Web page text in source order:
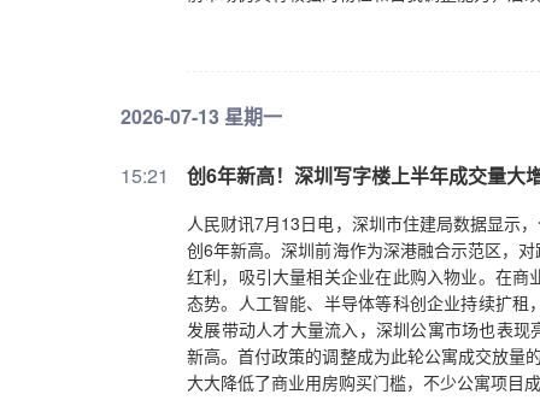
2026-07-13 星期一
15:21 创6年新高！深圳写字楼上半年成交量大
人民财讯7月13日电，深圳市住建局数据显示
创6年新高。深圳前海作为深港融合示范区，
红利，吸引大量相关企业在此购入物业。在
态势。人工智能、半导体等科创企业持续扩
发展带动人才大量流入，深圳公寓市场也表
新高。首付政策的调整成为此轮公寓成交放量
大大降低了商业用房购买门槛，不少公寓项目